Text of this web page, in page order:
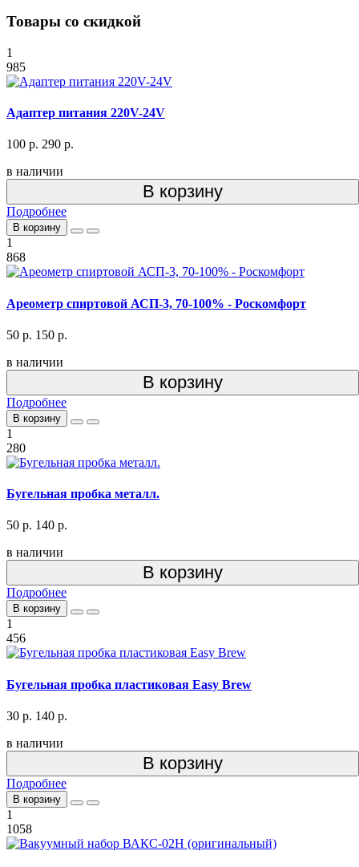
Товары со скидкой
1
985
Адаптер питания 220V-24V
100 р. 290 р.
в наличии
В корзину
Подробнее
В корзину
1
868
Ареометр спиртовой АСП-3, 70-100% - Роскомфорт
50 р. 150 р.
в наличии
В корзину
Подробнее
В корзину
1
280
Бугельная пробка металл.
50 р. 140 р.
в наличии
В корзину
Подробнее
В корзину
1
456
Бугельная пробка пластиковая Easy Brew
30 р. 140 р.
в наличии
В корзину
Подробнее
В корзину
1
1058